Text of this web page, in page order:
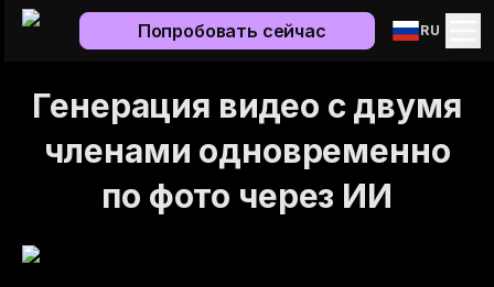
Попробовать сейчас RU
Генерация видео с двумя
членами одновременно
по фото через ИИ